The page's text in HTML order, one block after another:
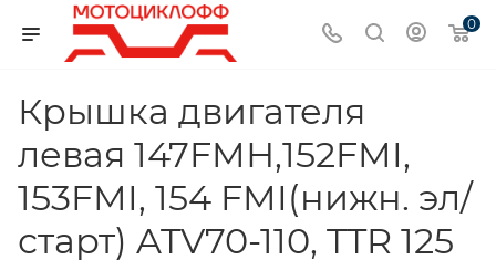
0
Крышка двигателя
левая 147FMН,152FMI,
153FMI, 154 FMI(нижн. эл/
старт) ATV70-110, TTR 125